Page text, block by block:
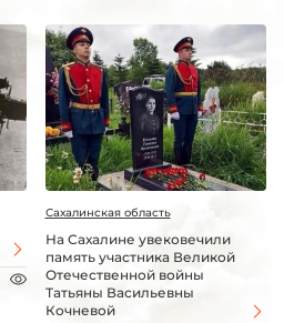
Сахалинская область
На Сахалине увековечили
память участника Великой
Отечественной войны
Татьяны Васильевны
Кочневой